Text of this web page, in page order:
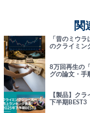
関
「昔のミウ
のクライミン
8万回再生の
グの論文・手
【製品】ク
下半期BEST3